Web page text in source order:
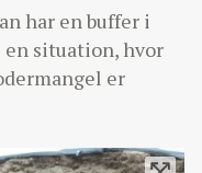
har en buffer i
en situation, hvor
er